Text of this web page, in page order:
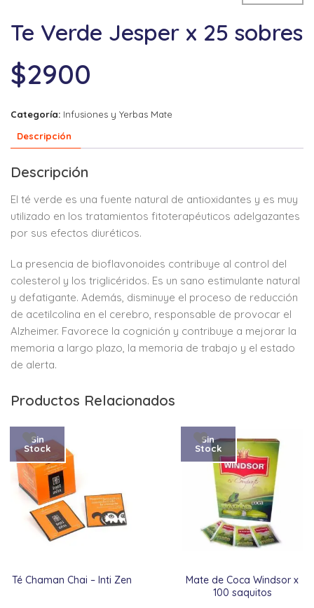
Te Verde Jesper x 25 sobres
$2900
Categoría: Infusiones y Yerbas Mate
Descripción
Descripción
El té verde es una fuente natural de antioxidantes y es muy
utilizado en los tratamientos fitoterapéuticos adelgazantes
por sus efectos diuréticos.
La presencia de bioflavonoides contribuye al control del
colesterol y los triglicéridos. Es un sano estimulante natural
y defatigante. Además, disminuye el proceso de reducción
de acetilcolina en el cerebro, responsable de provocar el
Alzheimer. Favorece la cognición y contribuye a mejorar la
memoria a largo plazo, la memoria de trabajo y el estado
de alerta.
Productos Relacionados
Té Chaman Chai – Inti Zen
Sin
Stock
Mate de Coca Windsor x
100 saquitos
Sin
Stock